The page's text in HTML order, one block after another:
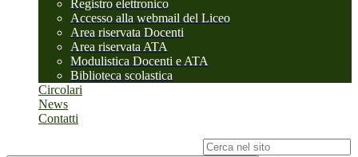
Registro elettronico
Accesso alla webmail del Liceo
Area riservata Docenti
Area riservata ATA
Modulistica Docenti e ATA
Biblioteca scolastica
Circolari
News
Contatti